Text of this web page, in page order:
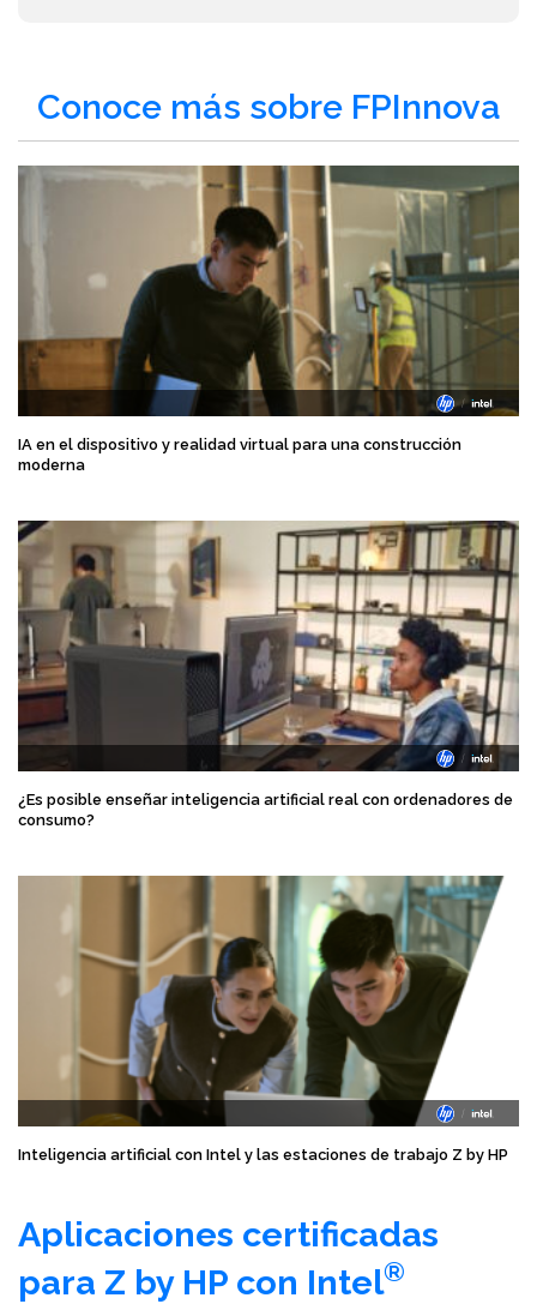
Conoce más sobre FPInnova
IA en el dispositivo y realidad virtual para una construcción
moderna
¿Es posible enseñar inteligencia artificial real con ordenadores de
consumo?
Inteligencia artificial con Intel y las estaciones de trabajo Z by HP
Aplicaciones certificadas
para Z by HP con Intel®